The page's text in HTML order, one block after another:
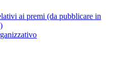
ai premi (da pubblicare in